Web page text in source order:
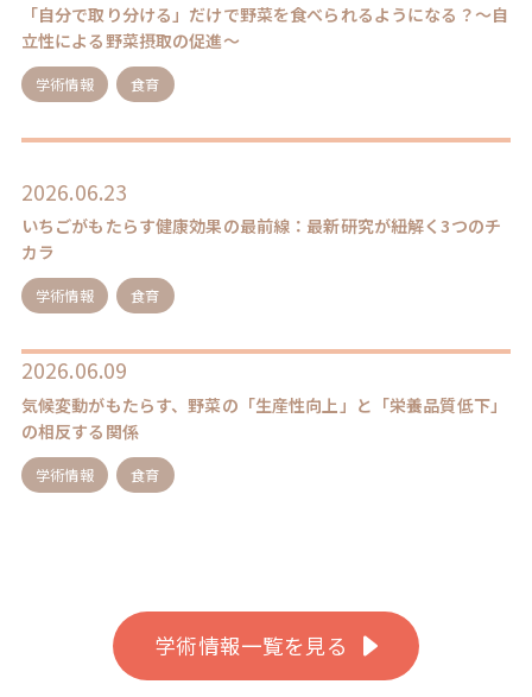
「自分で取り分ける」だけで野菜を食べられるようになる？～自
立性による野菜摂取の促進～
学術情報 食育
2026.06.23
いちごがもたらす健康効果の最前線：最新研究が紐解く3つのチ
カラ
学術情報 食育
2026.06.09
気候変動がもたらす、野菜の「生産性向上」と「栄養品質低下」
の相反する関係
学術情報 食育
学術情報一覧を見る